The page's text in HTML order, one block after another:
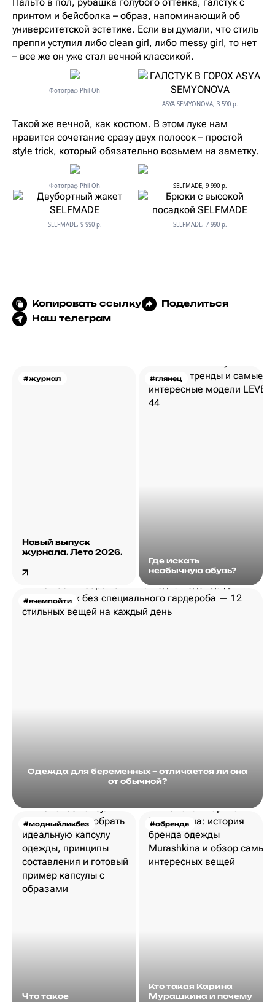
принтом и бейсболка – образ, напоминающий об
университетской эстетике. Если вы думали, что стиль
преппи уступил либо clean girl, либо messy girl, то нет
– все же он уже стал вечной классикой.
Фотограф Phil Oh
ASYA SEMYONOVA, 3 590 р.
Такой же вечной, как костюм. В этом луке нам
нравится сочетание сразу двух полосок – простой
style trick, который обязательно возьмем на заметку.
Фотограф Phil Oh SELFMADE, 9 990 р.
SELFMADE, 9 990 р. SELFMADE, 7 990 р.
Копировать ссылку
Поделиться
Наш телеграм
#журнал
Новый выпуск
журнала. Лето 2026.
#глянец
Где искать
необычную обувь?
#вчемпойти
Одежда для беременных – отличается ли она
от обычной?
#модныйликбез
Что такое
#обренде
Кто такая Карина
Мурашкина и почему